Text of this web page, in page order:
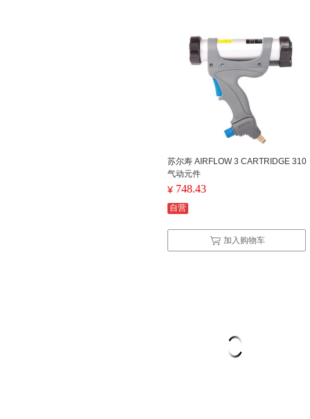
苏尔寿 AIRFLOW 3 CARTRIDGE 310
气动元件
¥ 748.43
自营
加入购物车